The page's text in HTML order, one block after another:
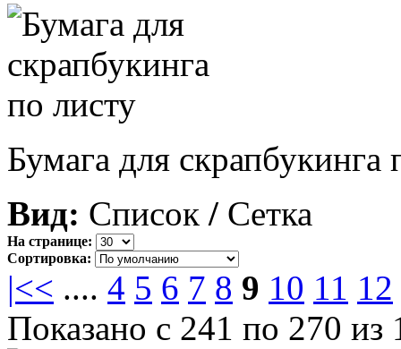
Бумага для скрапбукинга
Вид: Список / Сетка
На странице:
Сортировка:
|<< .... 4 5 6 7 8 9 10 11 12
Показано с 241 по 270 из